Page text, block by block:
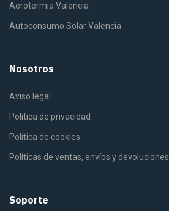
Aerotermia Valencia
Autoconsumo Solar Valencia
Nosotros
Aviso legal
Politica de privacidad
Política de cookies
Políticas de ventas, envíos y devoluciones
Soporte